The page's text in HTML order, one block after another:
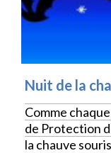
Nuit de la
Comme
de Protection
la chauve